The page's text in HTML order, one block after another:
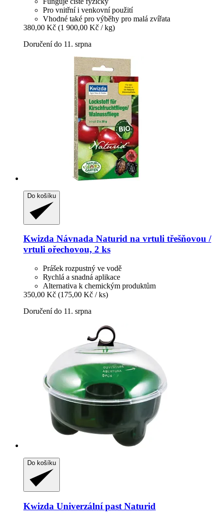
Pro vnitřní i venkovní použití
Vhodné také pro výběhy pro malá zvířata
380,00 Kč (1 900,00 Kč / kg)
Doručení do 11. srpna
Do košíku
Kwizda Návnada Naturid na vrtuli třešňovou /
vrtuli ořechovou, 2 ks
Prášek rozpustný ve vodě
Rychlá a snadná aplikace
Alternativa k chemickým produktům
350,00 Kč (175,00 Kč / ks)
Doručení do 11. srpna
Do košíku
Kwizda Univerzální past Naturid